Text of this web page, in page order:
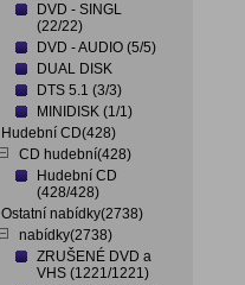
DVD - SINGL
(22/22)
DVD - AUDIO (5/5)
DUAL DISK
DTS 5.1 (3/3)
MINIDISK (1/1)
Hudební CD(428)
CD hudební(428)
Hudební CD
(428/428)
Ostatní nabídky(2738)
nabídky(2738)
ZRUŠENÉ DVD a
VHS (1221/1221)